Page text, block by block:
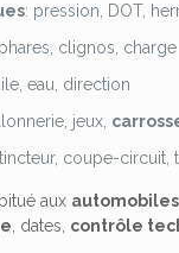
: pression, DOT,
clignos, charge
eau, direction
jeux,
coupe-circuit,
aux
, dates, contrôle